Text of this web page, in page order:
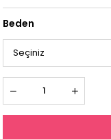
Beden